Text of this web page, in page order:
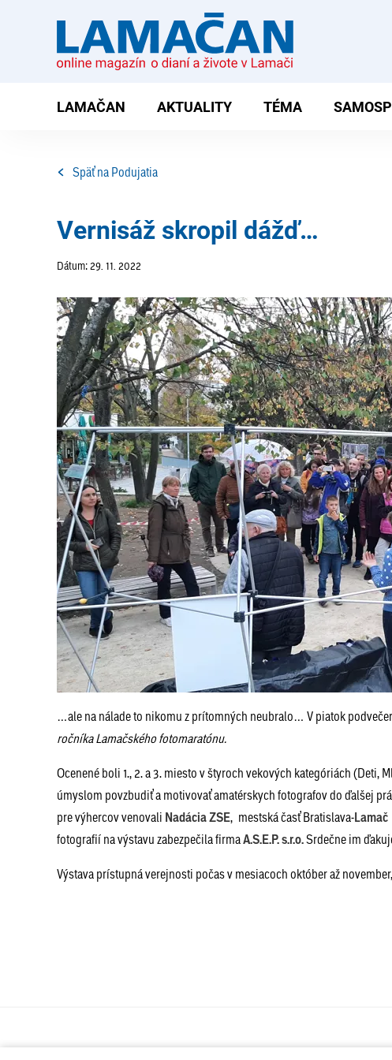
LAMAČAN AKTUALITY TÉMA
Späť na Podujatia
Vernisáž skropil dážď…
Dátum: 29. 11. 2022
…ale na nálade to nikomu z prítomných neubralo… V piatok
ročníka Lamačského fotomaratónu.
Ocenené boli 1., 2. a 3. miesto v štyroch vekových kategóriách (Deti,
úmyslom povzbudiť a motivovať amatérskych fotografov do ďalšej
pre výhercov venovali Nadácia ZSE, mestská časť Bratislava-Lamač
fotografií na výstavu zabezpečila firmaA.S.E.P. s.r.o.Srdečne im
Výstava prístupná verejnosti počas v mesiacoch október až